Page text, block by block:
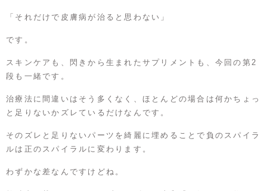
「それだけで皮膚病が治ると思わない」
です。
スキンケアも、閃きから生まれたサプリメントも、今回の第2
段も一緒です。
治療法に間違いはそう多くなく、ほとんどの場合は何かちょっ
と足りないかズレているだけなんです。
そのズレと足りないパーツを綺麗に埋めることで負のスパイラ
ルは正のスパイラルに変わります。
わずかな差なんですけどね。